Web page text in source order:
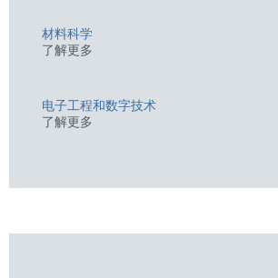
材料科学
了解更多
电子工程和数字技术
了解更多